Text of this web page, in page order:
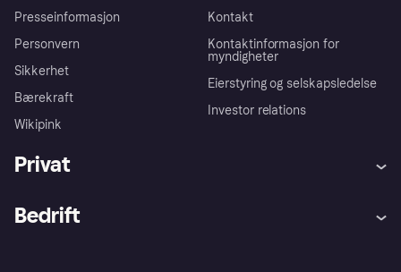
Presseinformasjon
Personvern
Sikkerhet
Bærekraft
Wikipink
Kontakt
Kontaktinformasjon for
myndigheter
Eierstyring og selskapsledelse
Investor relations
Privat
Bedrift